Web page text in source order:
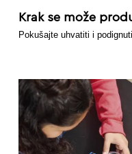
Krak se može
Pokušajte uhvatiti i